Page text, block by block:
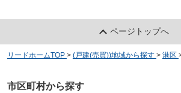
ページトップへ
リードホームTOP > (戸建(売買))地域から探す > 港区
市区町村から探す